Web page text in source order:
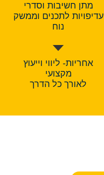
מתן חשיבות וסדרי
עדיפויות לתכנים וממשק
נוח
אחריות- ליווי וייעוץ
מקצועי
לאורך כל הדרך